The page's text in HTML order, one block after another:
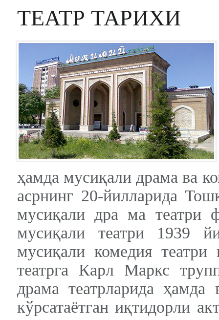
ТЕАТР ТАРИХИ
ҳамда мусиқали драма ва
асрнинг 20-йилларида
мусиқали дра ма театри
мусиқали театри 1939
мусиқали комедия
театрга Карл Маркс
драма театрларида ҳамда
кўрсатаётган иқтидорли